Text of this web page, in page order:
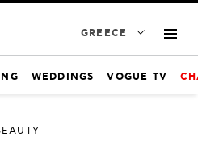
GREECE
WEDDINGS VOGUE TV